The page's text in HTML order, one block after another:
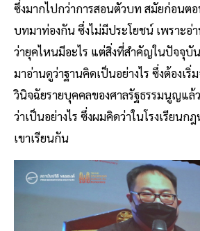
ซึ่งมากไปกว่าการสอนตัวบท สมัยก่อนตอ
บทมาท่องกัน ซึ่งไม่มีประโยชน์ เพราะอ่
ว่ายุคไหนมีอะไร แต่สิ่งที่สำคัญในปัจจุบั
มาอ่านดูว่าฐานคิดเป็นอย่างไร ซึ่งต้องเริ่
วินิจฉัยรายบุคคลของศาลรัฐธรรมนูญแล้
ว่าเป็นอย่างไร ซึ่งผมคิดว่าในโรงเรียนก
เขาเรียนกัน